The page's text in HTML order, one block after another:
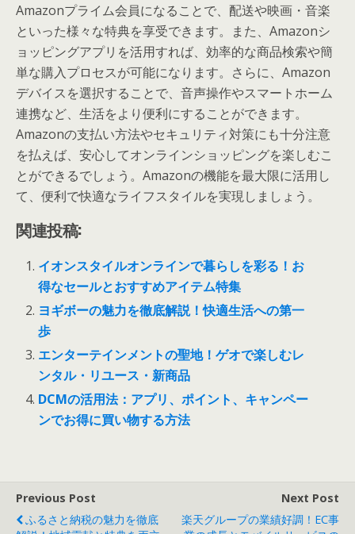
Amazonプライム会員になることで、配送や映画・音楽
といった様々な特典を享受できます。また、Amazonシ
ョッピングアプリを活用すれば、効率的な商品検索や簡
単な購入プロセスが可能になります。さらに、Amazon
デバイスを選択することで、音声操作やスマートホーム
連携など、生活をより便利にすることができます。
Amazonの支払い方法やセキュリティ対策にも十分注意
を払えば、安心してオンラインショッピングを楽しむこ
とができるでしょう。Amazonの機能を最大限に活用し
て、便利で快適なライフスタイルを実現しましょう。
関連投稿:
イオンスタイルオンラインで暮らしを彩る！お
得なセールとおすすめアイテム特集
ヨギボーの魅力を徹底解説！快適生活への第一
歩
エンターテインメントの聖地！ゲオで楽しむレ
ンタル・リユース・新商品
DCMの活用法：アプリ、ポイント、キャンペー
ンでお得に買い物する方法
Previous Post
ふるさと納税の魅力を徹底
Next Post
楽天グループの業績好調！EC事